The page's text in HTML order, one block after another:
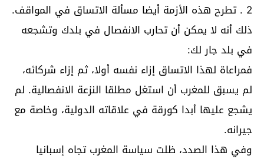
2 . تطرح هذه الأزمة أيضا مسألة الاتساق في المواقف.
ذلك أنه لا يمكن أن تحارب الانفصال في بلدك وتشجعه
في بلد جار لك:
فمراعاة لهذا الاتساق إزاء نفسه أولا، ثم إزاء شركائه،
لم يسبق للمغرب أن استغل مطلقا النزعة الانفصالية. لم
يشجع عليها أبدا كورقة في علاقاته الدولية، وخاصة مع
جيرانه.
وفي هذا الصدد، ظلت سياسة المغرب تجاه إسبانيا